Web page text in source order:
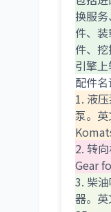
换服
件、
件、
引擎上
配件名
1. 液
泵。
2. 转
Gear
3. 柴
器。